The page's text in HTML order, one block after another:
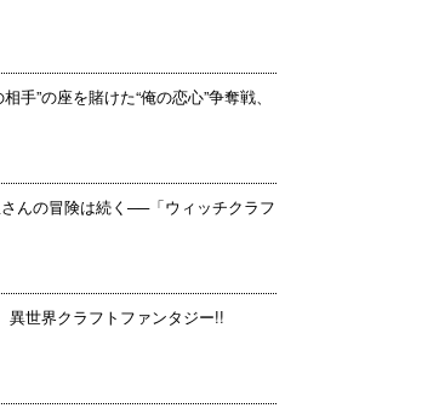
”の座を賭けた“俺の恋心”争奪戦、
んの冒険は続く──「ウィッチクラフ
異世界クラフトファンタジー!!